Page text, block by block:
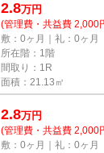
2.8万円
(管理費・共益費 2,000
敷：0ヶ月｜礼：0ヶ月
所在階：1階
間取り：1R
面積：21.13㎡
2.8万円
(管理費・共益費 2,000
敷：0ヶ月｜礼：0ヶ月